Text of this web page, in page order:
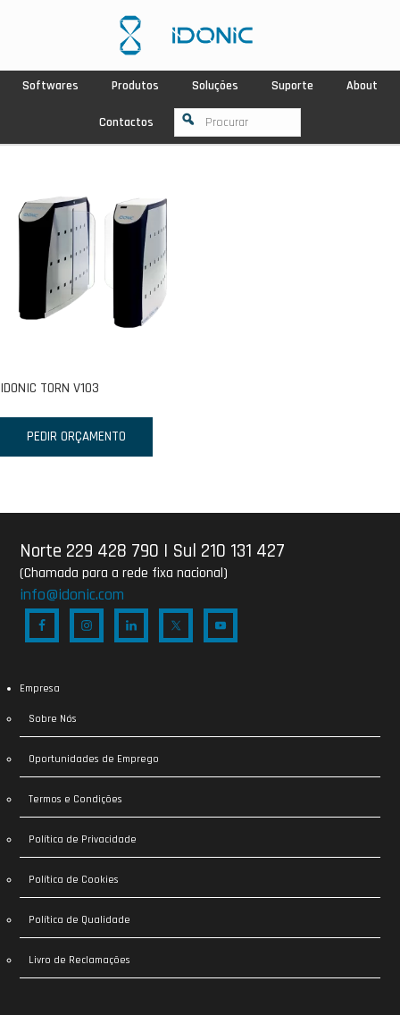
Softwares Produtos Soluções Suporte About
Contactos
IDONIC TORN V103
PEDIR ORÇAMENTO
Norte 229 428 790 | Sul 210 131 427
(Chamada para a rede fixa nacional)
info@idonic.com
Empresa
Sobre Nós
Oportunidades de Emprego
Termos e Condições
Política de Privacidade
Política de Cookies
Política de Qualidade
Livro de Reclamações